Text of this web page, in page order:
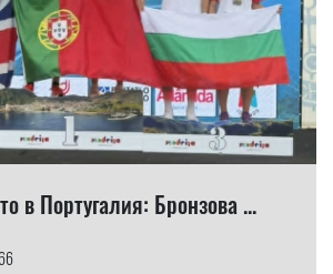
в Португалия: Бронзова ...